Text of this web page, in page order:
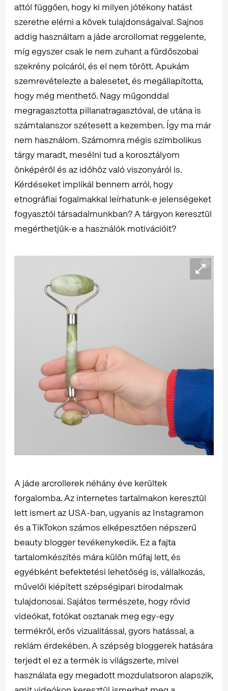
attól függően, hogy ki milyen jótékony hatást
szeretne elérni a kövek tulajdonságaival. Sajnos
addig használtam a jáde arcrollomat reggelente,
míg egyszer csak le nem zuhant a fürdőszobai
szekrény polcáról, és el nem törött. Apukám
szemrevételezte a balesetet, és megállapította,
hogy még menthető. Nagy műgonddal
megragasztotta pillanatragasztóval, de utána is
számtalanszor szétesett a kezemben. Így ma már
nem használom. Számomra mégis szimbolikus
tárgy maradt, mesélni tud a korosztályom
önképéről és az időhöz való viszonyáról is.
Kérdéseket implikál bennem arról, hogy
etnográfiai fogalmakkal leírhatunk-e jelenségeket
fogyasztói társadalmunkban? A tárgyon keresztül
megérthetjük-e a használók motivációit?
A jáde arcrollerek néhány éve kerültek
forgalomba. Az internetes tartalmakon keresztül
lett ismert az USA-ban, ugyanis az Instagramon
és a TikTokon számos elképesztően népszerű
beauty blogger tevékenykedik. Ez a fajta
tartalomkészítés mára külön műfaj lett, és
egyébként befektetési lehetőség is, vállalkozás,
művelői kiépített szépségipari birodalmak
tulajdonosai. Sajátos természete, hogy rövid
videókat, fotókat osztanak meg egy-egy
termékről, erős vizualitással, gyors hatással, a
reklám érdekében. A szépség bloggerek hatására
terjedt el ez a termék is világszerte, mivel
használata egy megadott mozdulatsoron alapszik,